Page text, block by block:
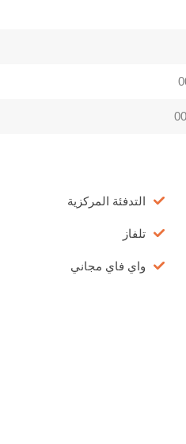
00
التدفئة المركزية
تلفاز
واي فاي مجاني